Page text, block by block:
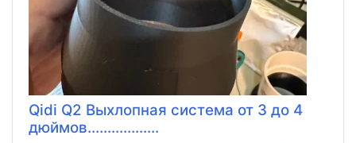
Qidi Q2 Выхлопная система от 3 до 4
дюймов..................